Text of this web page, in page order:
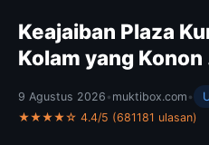
Keajaiban Plaza
Kolam yang
9 Agustus 2026 • muktibox.com •
★★★★☆ 4.4/5 (681181 ulasan)